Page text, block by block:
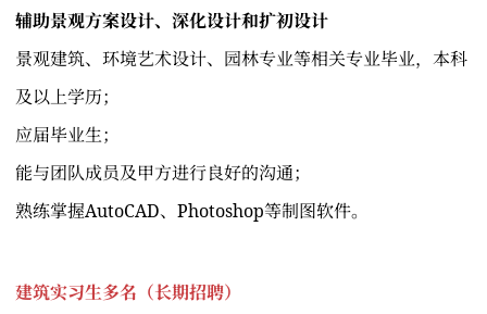
辅助景观方案设计、深化设计和扩初设计
景观建筑、环境艺术设计、园林专业等相关专业毕业，本科
及以上学历；
应届毕业生；
能与团队成员及甲方进行良好的沟通；
熟练掌握AutoCAD、Photoshop等制图软件。
建筑实习生多名（长期招聘）